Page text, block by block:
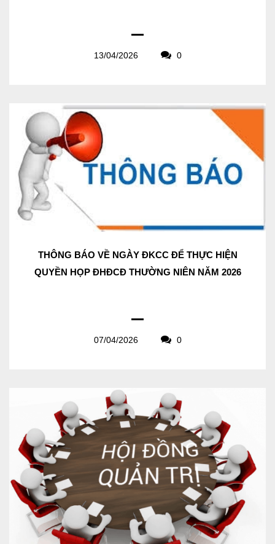
13/04/2026 0
THÔNG BÁO VỀ NGÀY ĐKCC ĐỂ THỰC HIỆN
QUYỀN HỌP ĐHĐCĐ THƯỜNG NIÊN NĂM 2026
07/04/2026 0